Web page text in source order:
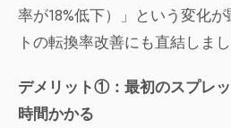
率が18%低下）」という変化
トの転換率改善にも直結しまし
デメリット①：最初のスプレ
時間かかる